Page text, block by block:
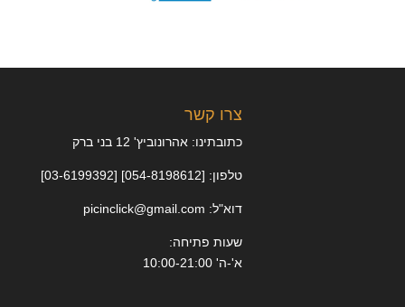
צרו קשר
כתובתינו: אהרונוביץ' 12 בני ברק
טלפון: [054-8198612] [03-6199392]
דוא"ל: picinclick@gmail.com
שעות פתיחה:
א'-ה' 10:00-21:00